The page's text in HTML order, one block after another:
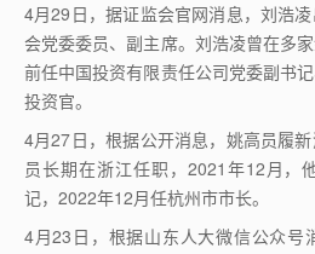
4月29日，据证监会官网消息，刘浩
会党委委员、副主席。刘浩凌曾在多
前任中国投资有限责任公司党委副书
投资官。
4月27日，根据公开消息，姚高员履
员长期在浙江任职，2021年12月，
记，2022年12月任杭州市市长。
4月23日，根据山东人大微信公众号